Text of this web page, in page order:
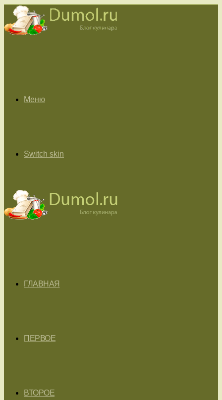
Меню
Switch skin
ГЛАВНАЯ
ПЕРВОЕ
ВТОРОЕ